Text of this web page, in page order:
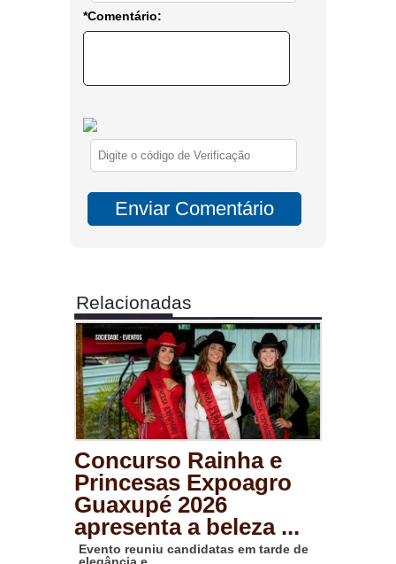
*Comentário:
Relacionadas
Concurso Rainha e
Princesas Expoagro
Guaxupé 2026
apresenta a beleza ...
Evento reuniu candidatas em tarde de
elegância e ...